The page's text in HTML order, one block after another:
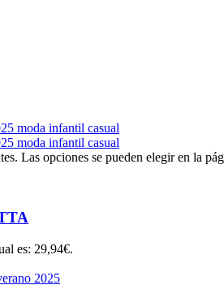
Las opciones se pueden elegir en la
es: 29,94€.